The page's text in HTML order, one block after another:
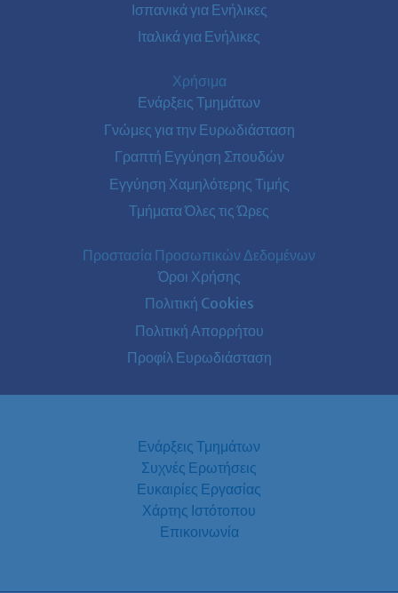
Ισπανικά για Ενήλικες
Ιταλικά για Ενήλικες
Χρήσιμα
Ενάρξεις Τμημάτων
Γνώμες για την Ευρωδιάσταση
Γραπτή Εγγύηση Σπουδών
Εγγύηση Χαμηλότερης Τιμής
Τμήματα Όλες τις Ώρες
Προστασία Προσωπικών Δεδομένων
Όροι Χρήσης
Πολιτική Cookies
Πολιτική Απορρήτου
Προφίλ Ευρωδιάσταση
Ενάρξεις Τμημάτων
Συχνές Ερωτήσεις
Ευκαιρίες Εργασίας
Χάρτης Ιστότοπου
Επικοινωνία